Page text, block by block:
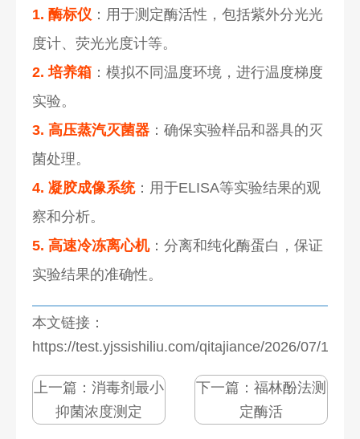
1. 酶标仪 ：用于测定酶活性，包括紫外分光光
度计、荧光光度计等。
2. 培养箱 ：模拟不同温度环境，进行温度梯度
实验。
3. 高压蒸汽灭菌器 ：确保实验样品和器具的灭
菌处理。
4. 凝胶成像系统：用于ELISA等实验结果的观
察和分析。
5. 高速冷冻离心机：分离和纯化酶蛋白，保证
实验结果的准确性。
本文链接：
https://test.yjssishiliu.com/qitajiance/2026/07/
上一篇： 消毒剂最小
抑菌浓度测定
下一篇：福林酚法测
定酶活